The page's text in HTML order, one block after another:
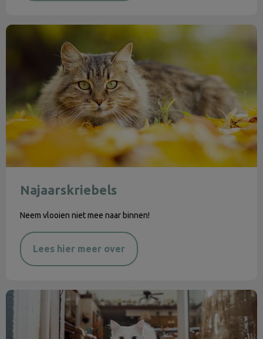
Najaarskriebels
Najaarskriebels
Neem vlooien niet mee naar binnen!
Lees hier meer over
Chippen & registreren hond en kat